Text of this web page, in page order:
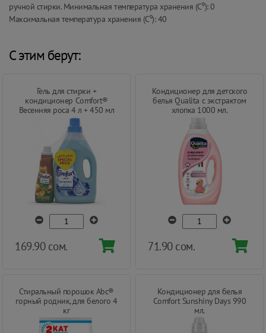
ручной стирки. Минимальная температура хранения (С⁰): 0
Максимальная температура хранения (С⁰): 40
С этим берут:
Гель для стирки +
кондиционер Comfort®
Весенняя роса 4 л + 450 мл
169.90 сом.
Кондиционер для детского
белья Qualita с экстрактом
хлопка 1000 мл.
71.90 сом.
Стиральный порошок Abc®
горный родник, для белого 4
кг
Кондиционер для белья
Comfort Sunshiny Days 990
мл.